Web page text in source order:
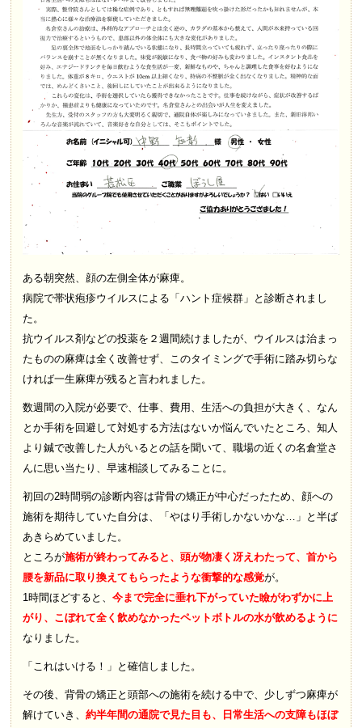
ある朝突然、顔の左側全体が麻痺。
病院で帯状疱疹ウイルスによる「ハント症候群」と診断されまし
た。
抗ウイルス剤などの投薬を２週間続けましたが、ウイルスは治まっ
たものの麻痺は全く改善せず、このタイミングで手術に踏み切らな
ければ一生麻痺が残ると言われました。
数週間の入院が必要で、仕事、費用、生活への負担が大きく、なん
とか手術を回避して対処する方法はないか悩んでいたところ、知人
より鍼で改善した人がいるとの話を聞いて、職場の近くの名倉堂さ
んに思い当たり、早速相談してみることに。
初回の2時間弱の診断内容は背骨の矯正が中心だったため、顔への
施術を期待していた自分は、「やはり手術しかないかな…」と半ば
あきらめていました。
ところが施術が終わってみると、頭が物凄く冴えわたって、首から
腰を新品に取り換えてもらったような衝撃的な感覚が。
1時間ほどすると、今まで完全に垂れ下がっていた瞼がわずかに上
がり、こぼれて全く飲めなかったペットボトルの水が飲めるように
なりました。
「これはいける！」と確信しました。
その後、背骨の矯正と頭部への施術を続ける中で、少しずつ麻痺が
解けていき、約半年間の通院で見た目も、日常生活への支障もほぼ